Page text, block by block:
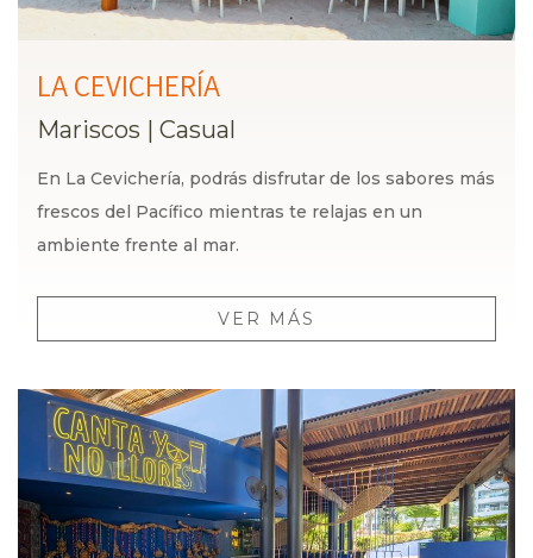
LA CEVICHERÍA
Mariscos | Casual
En La Cevichería, podrás disfrutar de los sabores más
frescos del Pacífico mientras te relajas en un
ambiente frente al mar.
VER MÁS